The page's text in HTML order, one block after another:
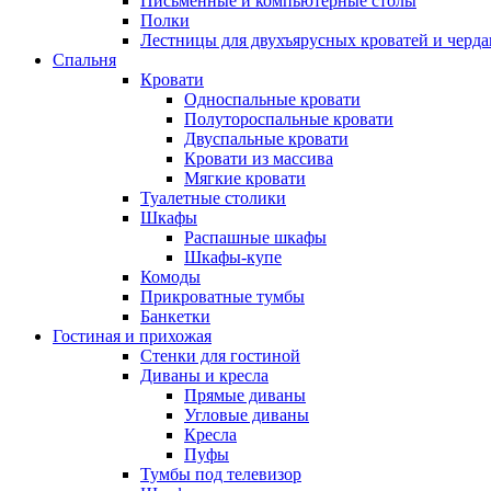
Полки
Лестницы для двухъярусных кроватей и
Спальня
Кровати
Односпальные кровати
Полутороспальные кровати
Двуспальные кровати
Кровати из массива
Мягкие кровати
Туалетные столики
Шкафы
Распашные шкафы
Шкафы-купе
Комоды
Прикроватные тумбы
Банкетки
Гостиная и прихожая
Стенки для гостиной
Диваны и кресла
Прямые диваны
Угловые диваны
Кресла
Пуфы
Тумбы под телевизор